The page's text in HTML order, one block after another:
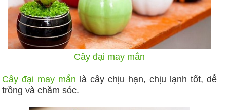
Cây đại may mắn
Cây đại may mắn là cây chịu hạn, chịu lạnh tốt, dễ
trồng và chăm sóc.